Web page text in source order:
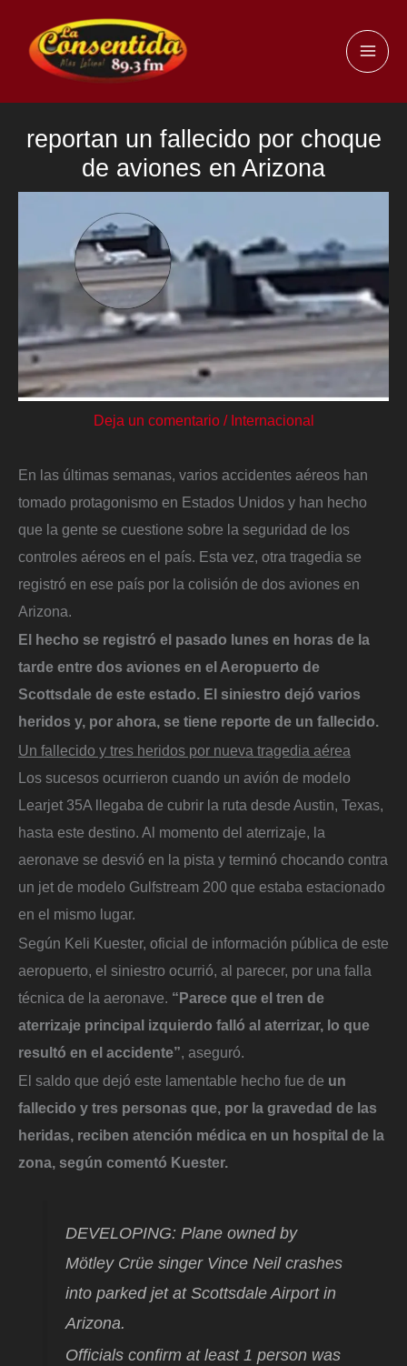
contenido
reportan un fallecido por choque
de aviones en Arizona
Deja un comentario / Internacional
En las últimas semanas, varios accidentes aéreos han
tomado protagonismo en Estados Unidos y han hecho
que la gente se cuestione sobre la seguridad de los
controles aéreos en el país. Esta vez, otra tragedia se
registró en ese país por la colisión de dos aviones en
Arizona.
El hecho se registró el pasado lunes en horas de la
tarde entre dos aviones en el Aeropuerto de
Scottsdale de este estado. El siniestro dejó varios
heridos y, por ahora, se tiene reporte de un fallecido.
Un fallecido y tres heridos por nueva tragedia aérea
Los sucesos ocurrieron cuando un avión de modelo
Learjet 35A llegaba de cubrir la ruta desde Austin, Texas,
hasta este destino. Al momento del aterrizaje, la
aeronave se desvió en la pista y terminó chocando contra
un jet de modelo Gulfstream 200 que estaba estacionado
en el mismo lugar.
Según Keli Kuester, oficial de información pública de este
aeropuerto, el siniestro ocurrió, al parecer, por una falla
técnica de la aeronave. “Parece que el tren de
aterrizaje principal izquierdo falló al aterrizar, lo que
resultó en el accidente”, aseguró.
El saldo que dejó este lamentable hecho fue de un
fallecido y tres personas que, por la gravedad de las
heridas, reciben atención médica en un hospital de la
zona, según comentó Kuester.
DEVELOPING: Plane owned by
Mötley Crüe singer Vince Neil crashes
into parked jet at Scottsdale Airport in
Arizona.
Officials confirm at least 1 person was